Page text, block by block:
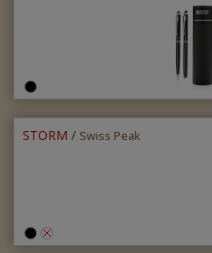
STORM / Swiss Peak